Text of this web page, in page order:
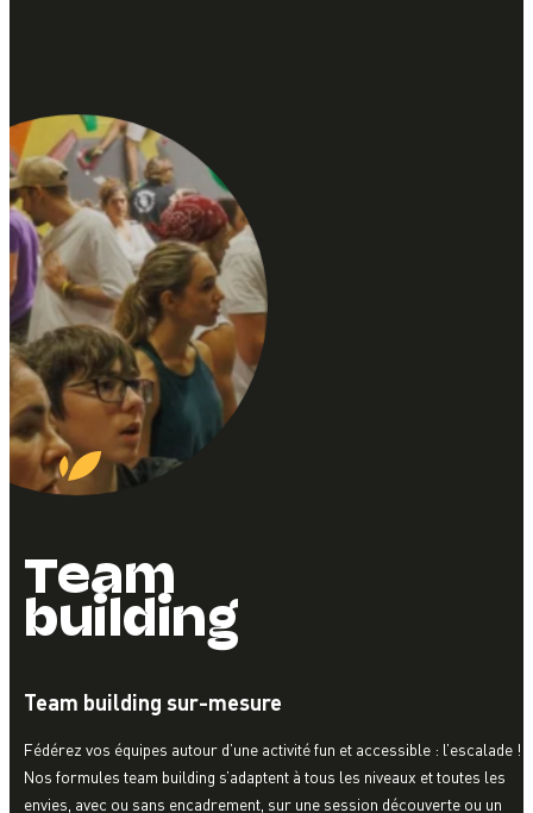
Team
building
Team building sur-mesure
Fédérez vos équipes autour d’une activité fun et accessible : l’escalade !
Nos formules team building s’adaptent à tous les niveaux et toutes les
envies, avec ou sans encadrement, sur une session découverte ou un